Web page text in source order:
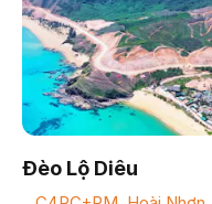
Đèo Lộ Diêu